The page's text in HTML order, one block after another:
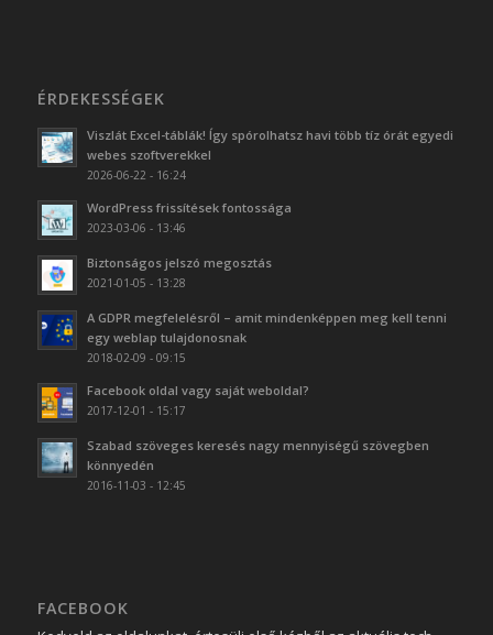
ÉRDEKESSÉGEK
Viszlát Excel-táblák! Így spórolhatsz havi több tíz órát egyedi
webes szoftverekkel
2026-06-22 - 16:24
WordPress frissítések fontossága
2023-03-06 - 13:46
Biztonságos jelszó megosztás
2021-01-05 - 13:28
A GDPR megfelelésről – amit mindenképpen meg kell tenni
egy weblap tulajdonosnak
2018-02-09 - 09:15
Facebook oldal vagy saját weboldal?
2017-12-01 - 15:17
Szabad szöveges keresés nagy mennyiségű szövegben
könnyedén
2016-11-03 - 12:45
FACEBOOK